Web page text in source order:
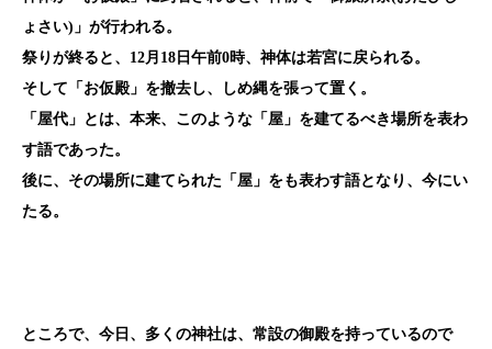
ょさい)」が行われる。
祭りが終ると、12月18 日午前0時、神体は若宮に戻られる。
そして「お仮殿」を撤去し、しめ縄を張って置く。
「屋代」とは、本来、このような「屋」を建てるべき場所を表わ
す語であった。
後に、その場所に建てられた「屋」をも表わす語となり、今にい
たる。
ところで、今日、多くの神社は、常設の御殿を持っているので